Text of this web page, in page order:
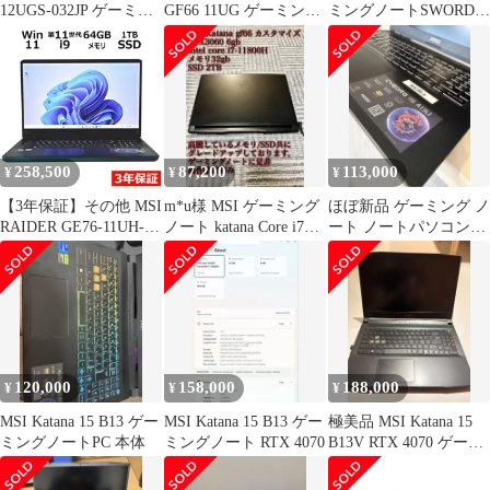
12UGS-032JP ゲーミン
グノート 美品
GF66 11UG ゲーミング
ノート
ミングノートSWORD16
使用僅か極美品
¥258,500
【3年保証】その他 MSI
RAIDER GE76-11UH-
598JP SSD1024GB メモ
リ64GB Core i9
Windows 11 Pro 中古 中
古パソコン ノートパソ
コン ノート PC ゲーミ
¥87,200
m*u様 MSI ゲーミング
ノート katana Core i7
3060 32
¥ 113,000
ほぼ新品 ゲーミング ノ
ート ノートパソコン
MSI 〖本日のみ3000円
引〗
¥ 120,000
MSI Katana 15 B13 ゲー
ミングノートPC 本体
¥ 158,000
MSI Katana 15 B13 ゲー
ミングノート RTX 4070
¥ 188,000
極美品 MSI Katana 15
B13V RTX 4070 ゲーミ
ングノート